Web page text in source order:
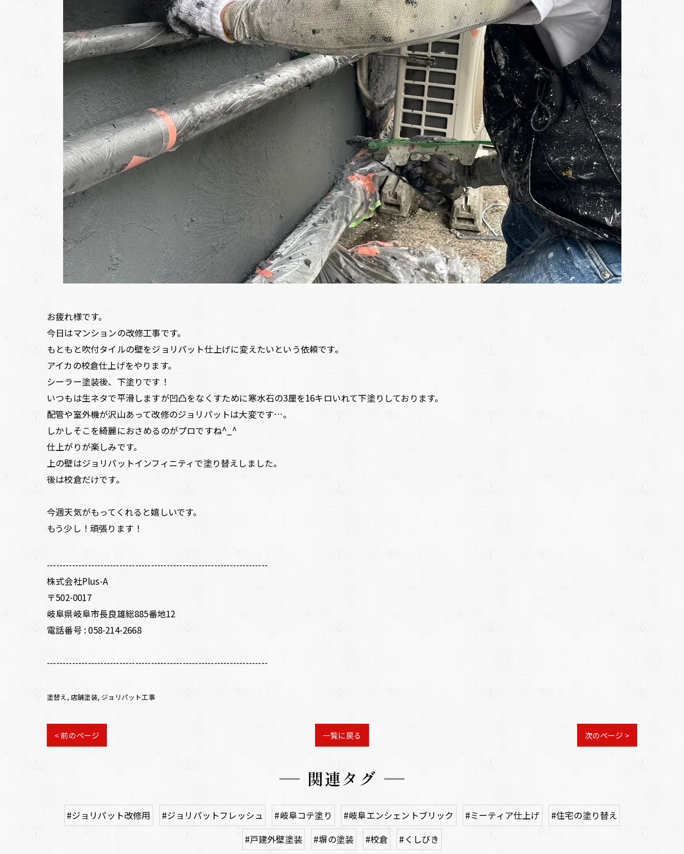
お疲れ様です。
今日はマンションの改修工事です。
もともと吹付タイルの壁をジョリパット仕上げに変えたいという依頼です。
アイカの校倉仕上げをやります。
シーラー塗装後、下塗りです！
いつもは生ネタで平滑しますが凹凸をなくすために寒水石の3厘を16キロいれて下塗りしております。
配管や室外機が沢山あって改修のジョリパットは大変です…。
しかしそこを綺麗におさめるのがプロですね^_^
仕上がりが楽しみです。
上の壁はジョリパットインフィニティで塗り替えしました。
後は校倉だけです。
今週天気がもってくれると嬉しいです。
もう少し！頑張ります！
----------------------------------------------------------------------
株式会社Plus-A
〒502-0017
岐阜県岐阜市長良雄総885番地12
電話番号 : 058-214-2668
----------------------------------------------------------------------
塗替え 店舗塗装 ジョリパット工事
< 前のページ 一覧に戻る 次のページ >
関連タグ
#ジョリパット改修用 #ジョリパットフレッシュ #岐阜コテ塗り #岐阜エンシェントブリック #ミーティア仕上げ
#住宅の塗り替え
#戸建外壁塗装
#塀の塗装 #校倉 #くしびき